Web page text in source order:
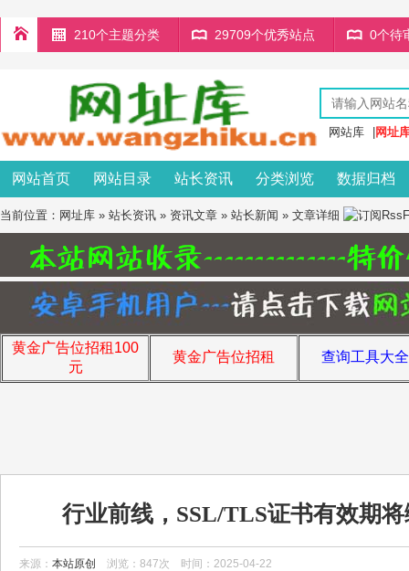
210个主题分类 29709个优秀站点 0个待
网站库 网址
网站首页 网站目录 站长资讯 分类浏览 数据归档
当前位置： 网址库 » 站长资讯 » 资讯文章 » 站长新闻 » 文章详细
黄金广告位招租100
元
黄金广告位招租 查询工具大
行业前线，SSL/TLS证书有效期
来源： 本站原创 浏览：847次 时间：2025-04-22